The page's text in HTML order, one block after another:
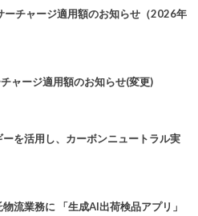
ーチャージ適用額のお知らせ（2026年
ャージ適用額のお知らせ(変更)
を活用し、カーボンニュートラル実
流業務に 「生成AI出荷検品アプリ」